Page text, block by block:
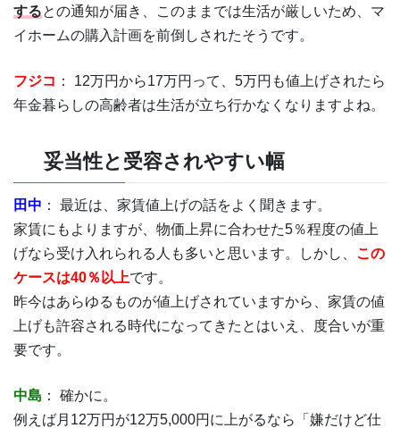
するとの通知が届き、このままでは生活が厳しいため、マ
イホームの購入計画を前倒しされたそうです。
フジコ ： 12万円から17万円って、5万円も値上げされたら
年金暮らしの高齢者は生活が立ち行かなくなりますよね。
妥当性と受容されやすい幅
田中 ： 最近は、家賃値上げの話をよく聞きます。
家賃にもよりますが、物価上昇に合わせた5％程度の値上
げなら受け入れられる人も多いと思います。しかし、 この
ケースは40％以上です。
昨今はあらゆるものが値上げされていますから、家賃の値
上げも許容される時代になってきたとはいえ、度合いが重
要です。
中島 ： 確かに。
例えば月12万円が12万5,000円に上がるなら「嫌だけど仕